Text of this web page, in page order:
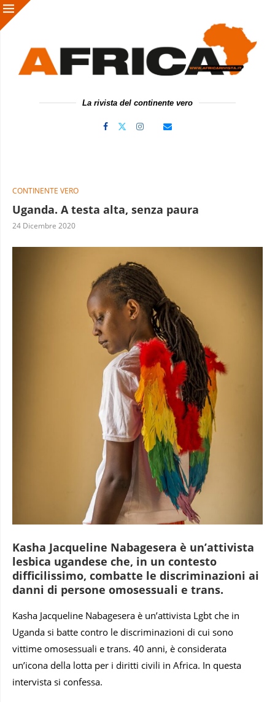
La rivista del continente vero
CONTINENTE VERO
Uganda. A testa alta, senza paura
24 Dicembre 2020
Kasha Jacqueline Nabagesera è un’attivista
lesbica ugandese che, in un contesto
difficilissimo, combatte le discriminazioni ai
danni di persone omosessuali e trans.
Kasha Jacqueline Nabagesera è un’attivista Lgbt che in
Uganda si batte contro le discriminazioni di cui sono
vittime omosessuali e trans. 40 anni, è considerata
un’icona della lotta per i diritti civili in Africa. In questa
intervista si confessa.